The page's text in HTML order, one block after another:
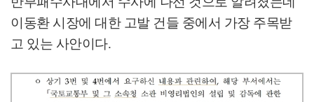
이동환 시장에 대한 고발 건들 중에서 가장 주목받
고 있는 사안이다.